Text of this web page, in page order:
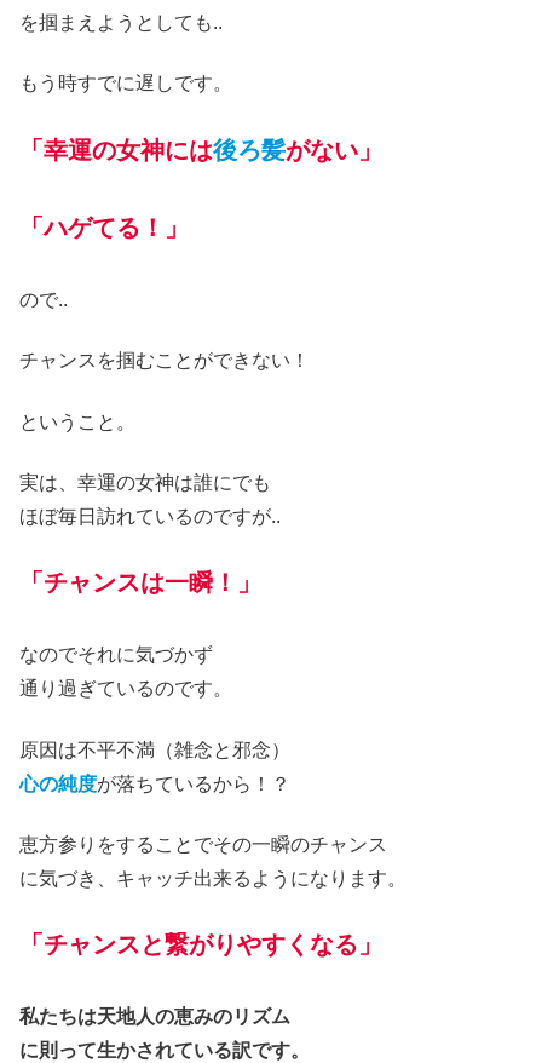
を掴まえようとしても..
もう 時すでに遅しです。
「幸運の女神には後ろ髪がない」
「ハゲてる！」
ので..
チャンスを掴むことができない！
ということ。
実は、幸運の女神は誰にでも
ほぼ毎日訪れているのですが..
「チャンスは一瞬！」
なのでそれに気づかず
通り過ぎているのです。
原因は不平不満（雑念と邪念）
心の純度が落ちているから ！？
恵方参りをすることでその一瞬のチャンス
に気づき
キャッチ出来るようになります。
「チャンスと繋がりやすくなる」
私たちは天地人の恵みのリズム
に則って生かされている訳です。